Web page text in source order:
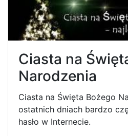
Ciasta na
Narodzenia
Ciasta na Święta Bożego
ostatnich dniach bardzo
hasło w Internecie.